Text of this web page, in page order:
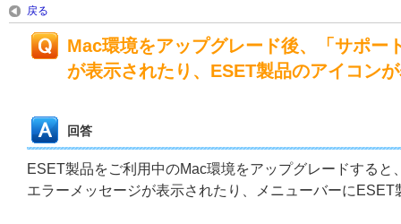
戻る
Mac環境をアップグレード後、「サポー
が表示されたり、ESET製品のアイコン
回答
ESET製品をご利用中のMac環境をアップグレードする
エラーメッセージが表示されたり、メニューバーに